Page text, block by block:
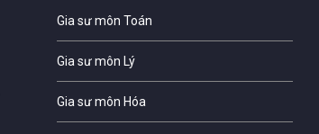
Gia sư môn Toán
Gia sư môn Lý
Gia sư môn Hóa